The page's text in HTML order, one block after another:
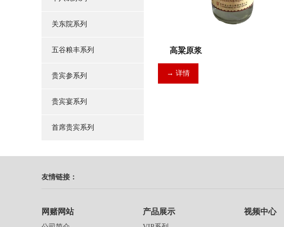
关东院系列
五谷粮丰系列
贵宾参系列
贵宾宴系列
首席贵宾系列
高粱原浆
→ 详情
友情链接：
网赌网站 产品展示 视频中心